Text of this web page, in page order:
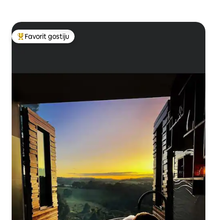
Glavni favorit gostiju
Favorit gostiju